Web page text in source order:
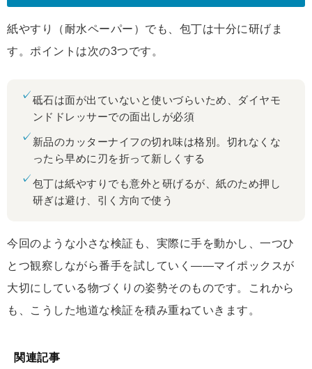
紙やすり（耐水ペーパー）でも、包丁は十分に研げま
す。ポイントは次の3つです。
✓砥石は面が出ていないと使いづらいため、ダイヤモ
ンドドレッサーでの面出しが必須
✓ 新品のカッターナイフの切れ味は格別。切れなくな
ったら早めに刃を折って新しくする
✓包丁は紙やすりでも意外と研げるが、紙のため押し
研ぎは避け、引く方向で使う
今回のような小さな検証も、実際に手を動かし、一つひ
とつ観察しながら番手を試していく——マイポックスが
大切にしている物づくりの姿勢そのものです。これから
も、こうした地道な検証を積み重ねていきます。
関連記事